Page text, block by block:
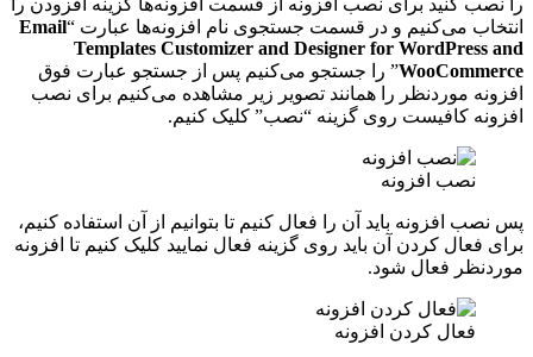
را نصب کنید برای نصب افزونه از قسمت افزونه‌ها گزینه افزودن را
انتخاب می‌کنیم و در قسمت جستجوی نام افزونه‌ها عبارت “Email
Templates Customizer and Designer for WordPress and
WooCommerce” را جستجو می‌کنیم پس از جستجو عبارت فوق
افزونه موردنظر را همانند تصویر زیر مشاهده می‌کنیم برای نصب
افزونه کافیست روی گزینه “نصب” کلیک کنیم.
نصب افزونه
پس نصب افزونه باید آن را فعال کنیم تا بتوانیم از آن استفاده کنیم،
برای فعال کردن آن باید روی گزینه فعال نمایید کلیک کنیم تا افزونه
موردنظر فعال شود.
فعال کردن افزونه